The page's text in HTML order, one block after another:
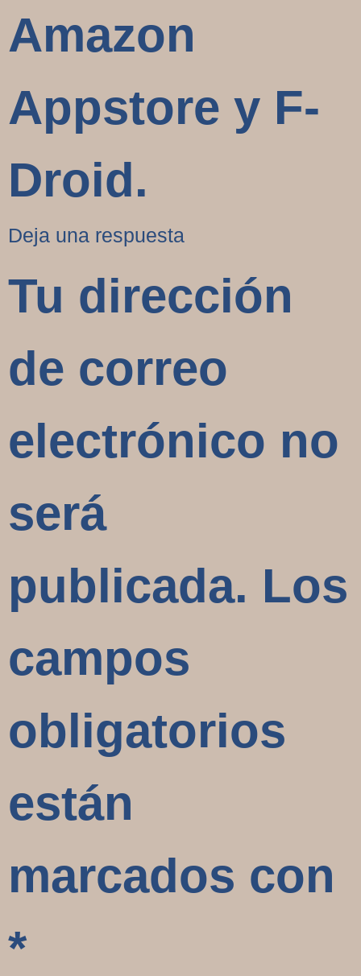
Amazon
Appstore y F-
Droid.
Deja una respuesta
Tu dirección
de correo
electrónico no
será
publicada. Los
campos
obligatorios
están
marcados con
*